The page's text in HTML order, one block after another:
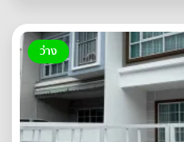
ว่าง